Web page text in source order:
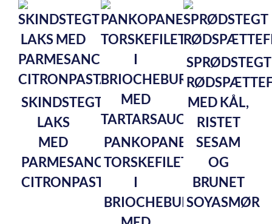
SKINDSTEGT
LAKS
MED
PARMESANCREMET
CITRONPASTA
PANKOPANERET
TORSKEFILET
I
BRIOCHEBURGER
SPRØDSTEGT
MED KÅL,
RISTET
SESAM
OG
BRUNET
SOYASMØR